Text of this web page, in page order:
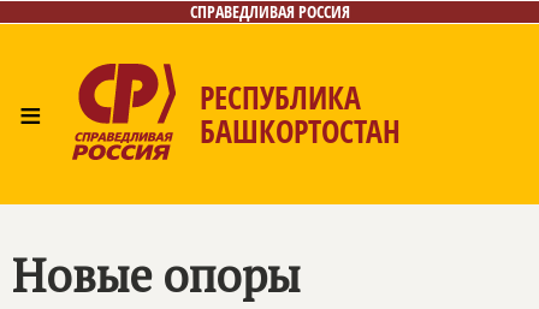
СПРАВЕДЛИВАЯ РОССИЯ
≡ РЕСПУБЛИКА
БАШКОРТОСТАН
Новые опоры